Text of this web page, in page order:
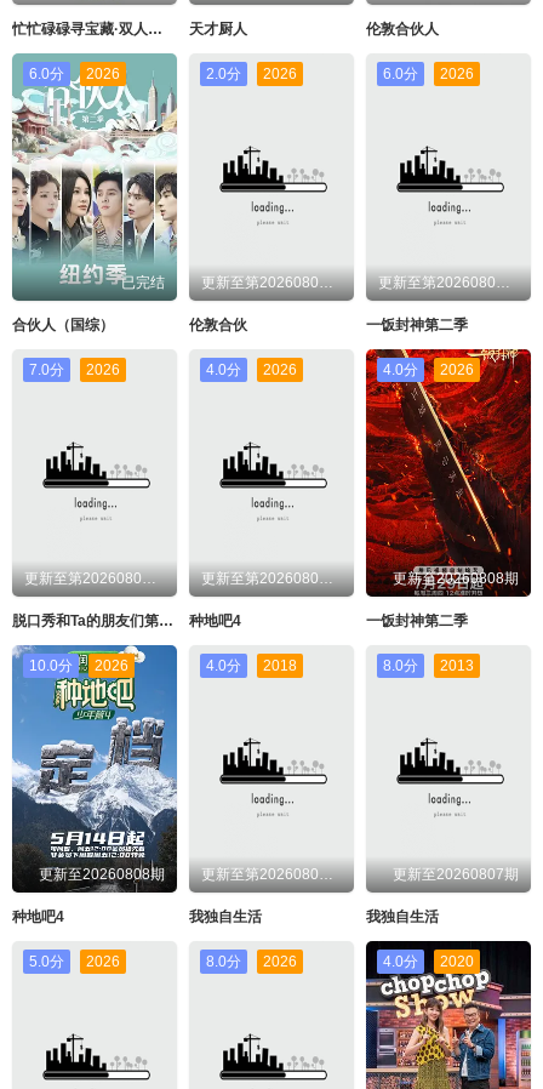
忙忙碌碌寻宝藏·双人成行季 天才厨人 伦敦合伙人
6.0分 2026
已完结
合伙人（国综）
2.0分 2026
更新至第20260808期
伦敦合伙
6.0分 2026
更新至第20260808期
一饭封神第二季
7.0分 2026
更新至第20260808期
脱口秀和Ta的朋友们第三季
4.0分 2026
更新至第20260808期
种地吧4
4.0分 2026
更新至20260808期
一饭封神第二季
10.0分 2026
更新至20260808期
种地吧4
4.0分 2018
更新至第20260807期
我独自生活
8.0分 2013
更新至20260807期
我独自生活
5.0分 2026 8.0分 2026 4.0分 2020